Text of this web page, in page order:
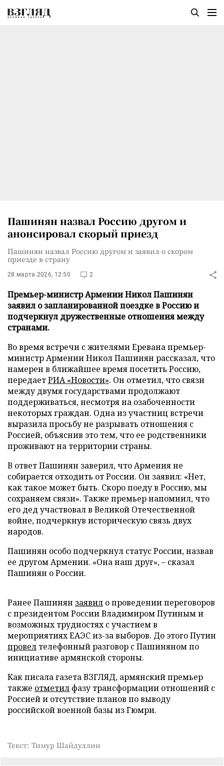
Пашинян назвал Россию другом и
анонсировал скорый приезд
Пашинян назвал Россию другом и заявил о скором
приезде в страну
28 марта 2026, 12:50 2
Премьер-министр Армении Никол Пашинян
заявил о запланированной поездке в Россию и
подчеркнул дружественные отношения между
странами.
Во время встречи с жителями Еревана премьер-
министр Армении Никол Пашинян рассказал, что
намерен в ближайшее время посетить Россию,
передаетРИА «Новости». Он отметил, что связи
между двумя государствами продолжают
поддерживаться, несмотря на озабоченности
некоторых граждан. Одна из участниц встречи
выразила просьбу не разрывать отношения с
Россией, объяснив это тем, что ее родственники
проживают на территории страны.
В ответ Пашинян заверил, что Армения не
собирается отходить от России. Он заявил: «Нет,
как такое может быть. Скоро поеду в Россию, мы
сохраняем связи». Также премьер напомнил, что
его дед участвовал в Великой Отечественной
войне, подчеркнув историческую связь двух
народов.
Пашинян особо подчеркнул статус России, назвав
ее другом Армении. «Она наш друг», – сказал
Пашинян о России.
Ранее Пашинян заявил о проведении переговоров
с президентом России Владимиром Путиным и
возможных трудностях с участием в
мероприятиях ЕАЭС из-за выборов. До этого Путин
провел телефонный разговор с Пашиняном по
инициативе армянской стороны.
Как писала газета ВЗГЛЯД, армянский премьер
также отметил фазу трансформации отношений с
Россией и отсутствие планов по выводу
российской военной базы из Гюмри.
Текст: Тимур Шайдуллин